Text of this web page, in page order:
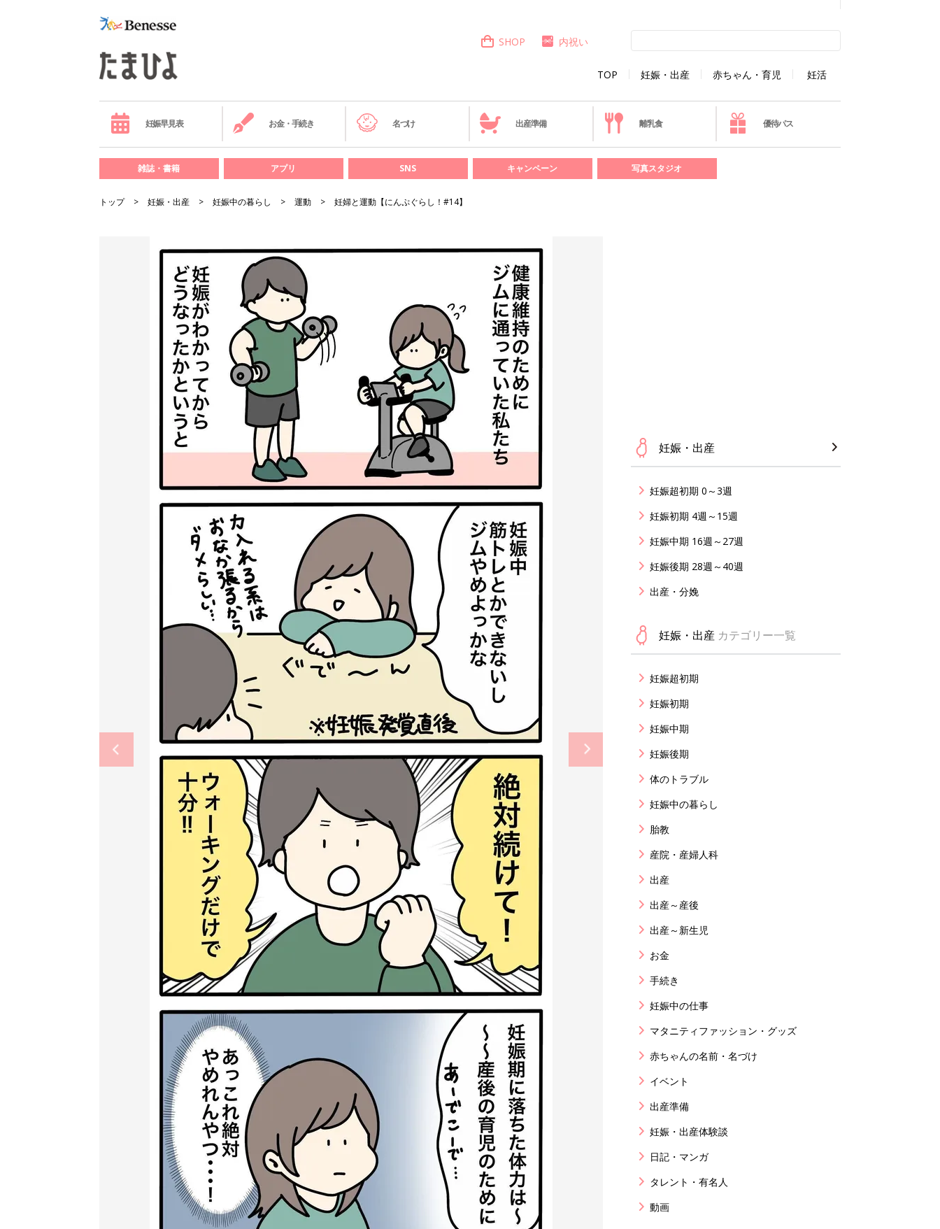
TOP 妊娠・出産 赤ちゃん・育児 妊活
SHOP 内祝い
妊娠早見表 お金・手続き 名づけ 出産準備 離乳食 優待パス
雑誌・書籍 アプリ SNS キャンペーン 写真スタジオ
トップ 妊娠・出産 妊娠中の暮らし 運動 妊婦と運動【にんぷぐらし！#14】
妊娠・出産
妊娠超初期 0～3週
妊娠初期 4週～15週
妊娠中期 16週～27週
妊娠後期 28週～40週
出産・分娩
妊娠・出産 カテゴリー一覧
妊娠超初期
妊娠初期
妊娠中期
妊娠後期
体のトラブル
妊娠中の暮らし
胎教
産院・産婦人科
出産
出産～産後
出産～新生児
お金
手続き
妊娠中の仕事
マタニティファッション・グッズ
赤ちゃんの名前・名づけ
イベント
出産準備
妊娠・出産体験談
日記・マンガ
タレント・有名人
動画